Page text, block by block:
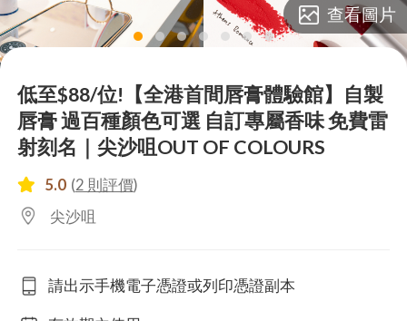
lens lens lens lens lens lens lens
查看圖片
低至$88/位!【全港首間唇膏體驗館】自製
唇膏 過百種顏色可選 自訂專屬香味 免費雷
射刻名｜尖沙咀OUT OF COLOURS
5.0 (2 則評價)
尖沙咀
請出示手機電子憑證或列印憑證副本